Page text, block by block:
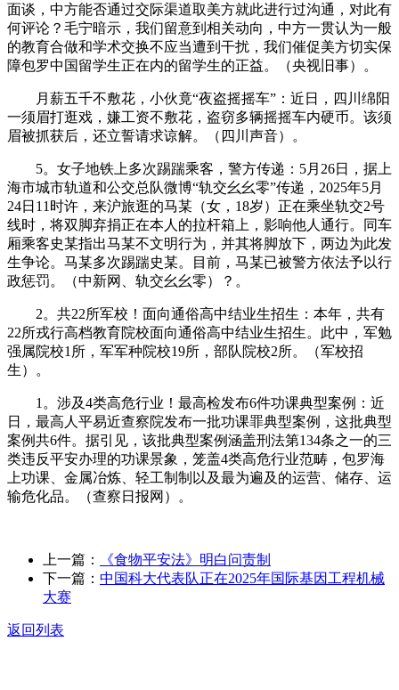
面谈，中方能否通过交际渠道取美方就此进行过沟通，对此有
何评论？毛宁暗示，我们留意到相关动向，中方一贯认为一般
的教育合做和学术交换不应当遭到干扰，我们催促美方切实保
障包罗中国留学生正在内的留学生的正益。（央视旧事）。
月薪五千不敷花，小伙竟“夜盗摇摇车”：近日，四川绵阳
一须眉打逛戏，嫌工资不敷花，盗窃多辆摇摇车内硬币。该须
眉被抓获后，还立誓请求谅解。（四川声音）。
5。女子地铁上多次踢踹乘客，警方传递：5月26日，据上
海市城市轨道和公交总队微博“轨交幺幺零”传递，2025年5月
24日11时许，来沪旅逛的马某（女，18岁）正在乘坐轨交2号
线时，将双脚弃捐正在本人的拉杆箱上，影响他人通行。同车
厢乘客史某指出马某不文明行为，并其将脚放下，两边为此发
生争论。马某多次踢踹史某。目前，马某已被警方依法予以行
政惩罚。（中新网、轨交幺幺零）？。
2。共22所军校！面向通俗高中结业生招生：本年，共有
22所戎行高档教育院校面向通俗高中结业生招生。此中，军勉
强属院校1所，军军种院校19所，部队院校2所。（军校招
生）。
1。涉及4类高危行业！最高检发布6件功课典型案例：近
日，最高人平易近查察院发布一批功课罪典型案例，这批典型
案例共6件。据引见，该批典型案例涵盖刑法第134条之一的三
类违反平安办理的功课景象，笼盖4类高危行业范畴，包罗海
上功课、金属冶炼、轻工制制以及最为遍及的运营、储存、运
输危化品。（查察日报网）。
上一篇：
《食物平安法》明白问责制
下一篇： 中国科大代表队正在2025年国际基因工程机械
大赛
返回列表